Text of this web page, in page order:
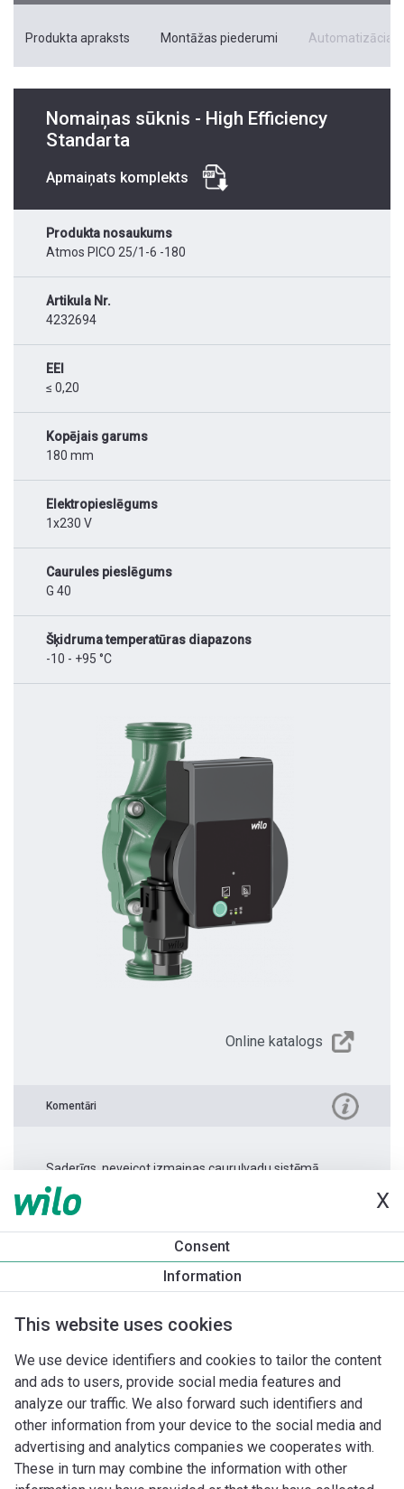
X
Consent
Information
This website uses cookies
We use device identifiers and cookies to tailor the content
and ads to users, provide social media features and
analyze our traffic. We also forward such identifiers and
other information from your device to the social media and
advertising and analytics companies we cooperates with.
These in turn may combine the information with other
Produkta apraksts Montāžas piederumi Automatizācias
Nomaiņas sūknis - High Efficiency
Standarta
Apmaiņats komplekts
Produkta nosaukums
Atmos PICO 25/1-6 -180
Artikula Nr.
4232694
EEI
≤ 0,20
Kopējais garums
180 mm
Elektropieslēgums
1x230 V
Caurules pieslēgums
G 40
Šķidruma temperatūras diapazons
-10 - +95 °C
Online katalogs
Komentāri
Saderīgs, neveicot izmaiņas cauruļvadu sistēmā.
Produkta informācija